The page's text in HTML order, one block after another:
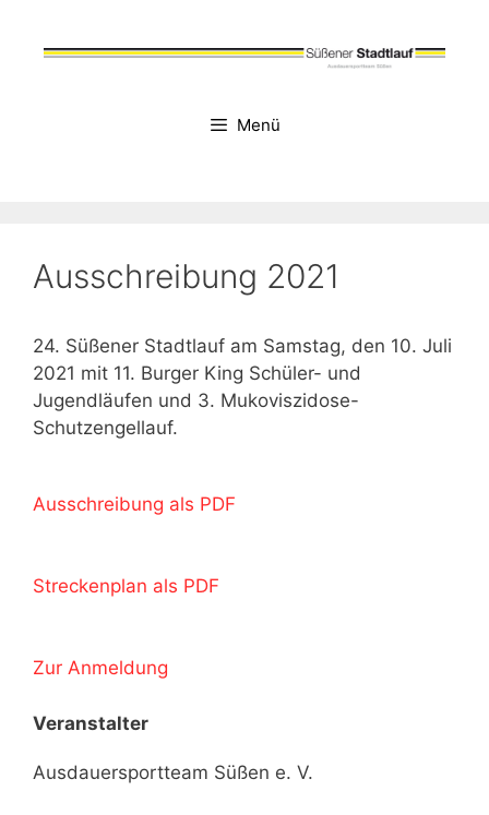
Menü
Ausschreibung 2021
24. Süßener Stadtlauf am Samstag, den 10. Juli
2021 mit 11. Burger King Schüler- und
Jugendläufen und 3. Mukoviszidose-
Schutzengellauf.
Ausschreibung als PDF
Streckenplan als PDF
Zur Anmeldung
Veranstalter
Ausdauersportteam Süßen e. V.